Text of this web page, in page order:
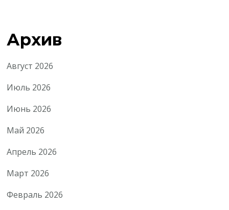
Архив
Август 2026
Июль 2026
Июнь 2026
Май 2026
Апрель 2026
Март 2026
Февраль 2026